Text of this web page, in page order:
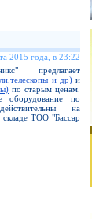
2015 года, в 23:22
предлагает
и др)и
по старым ценам.
оборудование по
на
складе ТОО "Бассар